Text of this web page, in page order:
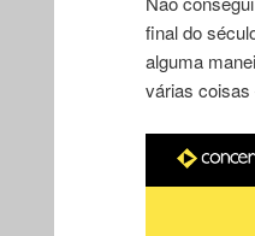
final do
alguma
várias coisas